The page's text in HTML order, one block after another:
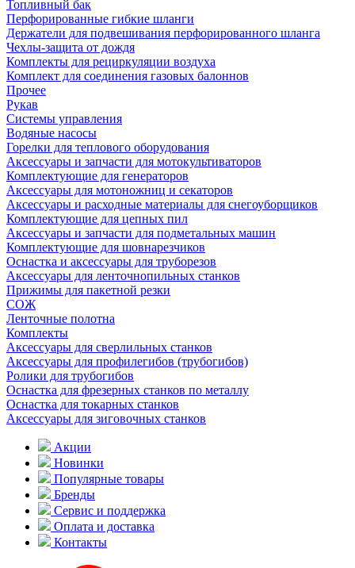
Топливный бак
Перфорированные гибкие шланги
Держатели для подвешивания перфорированного шланга
Чехлы-защита от дождя
Комплекты для рециркуляции воздуха
Комплект для соединения газовых балоннов
Прочее
Рукав
Системы управления
Водяные насосы
Горелки для теплового оборудования
Аксессуары и запчасти для мотокультиваторов
Комплектующие для генераторов
Аксессуары для мотоножниц и секаторов
Аксессуары и расходные материалы для снегоуборщиков
Комплектующие для цепных пил
Аксессуары и запчасти для подметальных машин
Комплектующие для шовнарезчиков
Оснастка и аксессуары для труборезов
Аксессуары для ленточнопильных станков
Прижимы для пакетной резки
СОЖ
Ленточные полотна
Комплекты
Аксессуары для сверлильных станков
Аксессуары для профилегибов (трубогибов)
Ролики для трубогибов
Оснастка для фрезерных станков по металлу
Оснастка для токарных станков
Аксессуары для зиговочных станков
Акции
Новинки
Популярные товары
Бренды
Сервис и поддержка
Оплата и доставка
Контакты